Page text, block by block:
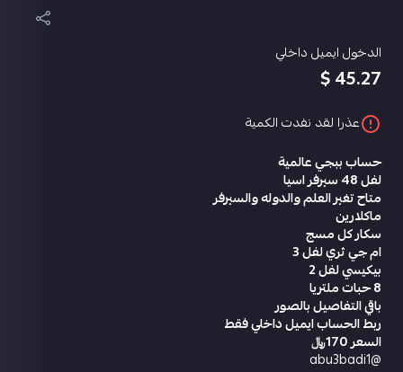
الدخول ايميل داخلي
45.27 $
عذرا لقد نفدت الكمية
حساب ببجي عالمية
لفل 48 سيرفر اسيا
متاح تغير العلم والدوله والسيرفر
ماكلارين
سكار كل مسج
ام جي ثري لفل 3
بيكيسي لفل 2
8 حبات ملتريا
باقي التفاصيل بالصور
ربط الحساب ايميل داخلي فقط
السعر 170﷼
@abu3badi1